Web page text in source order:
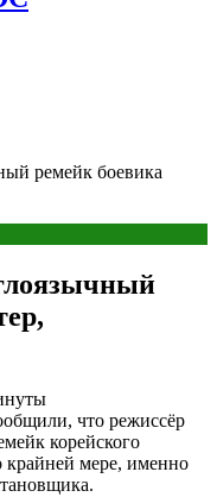
ремейк боевика
что режиссёр
корейского
крайней мере, именно